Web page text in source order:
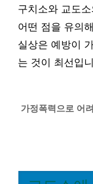
구치소와 교도
어떤 점을 유의
실상은 예방이
는 것이 최선입
가정폭력으로 어